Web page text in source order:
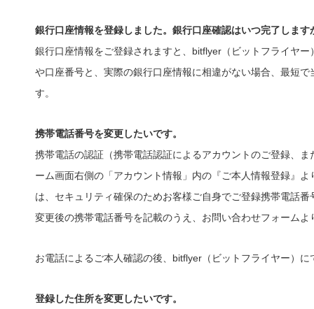
銀行口座情報を登録しました。銀行口座確認はいつ完了します
銀行口座情報をご登録されますと、bitflyer（ビットフライヤ
や口座番号と、実際の銀行口座情報に相違がない場合、最短
す。
携帯電話番号を変更したいです。
携帯電話の認証（携帯電話認証によるアカウントのご登録、
ーム画面右側の「アカウント情報」内の『ご本人情報登録』
は、セキュリティ確保のためお客様ご自身でご登録携帯電話
変更後の携帯電話番号を記載のうえ、お問い合わせフォーム
お電話によるご本人確認の後、bitflyer（ビットフライヤー）
登録した住所を変更したいです。